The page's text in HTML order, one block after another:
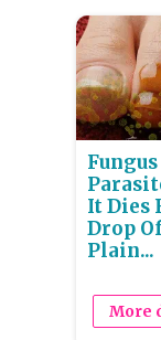
It Dies
Drop Of
Plain...
More